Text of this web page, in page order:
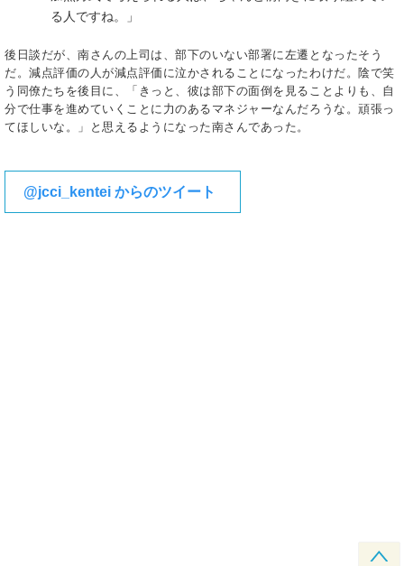
る人ですね。」
後日談だが、南さんの上司は、部下のいない部署に左遷となったそう
だ。減点評価の人が減点評価に泣かされることになったわけだ。陰で笑
う同僚たちを後目に、「きっと、彼は部下の面倒を見ることよりも、自
分で仕事を進めていくことに力のあるマネジャーなんだろうな。頑張っ
てほしいな。」と思えるようになった南さんであった。
@jcci_kentei からのツイート